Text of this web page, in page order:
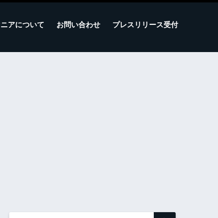
アについて お問い合わせ プレスリリース受付